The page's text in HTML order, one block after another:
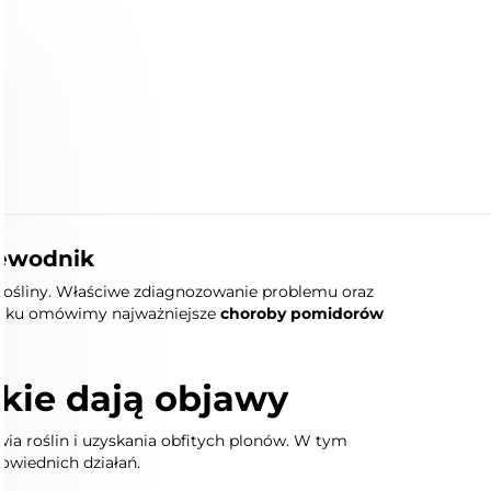
Właściwe zdiagnozowanie problemu oraz
omówimy najważniejszechoroby pomidorów
dają objawy
roślin i uzyskania obfitych plonów. W tym
działań.